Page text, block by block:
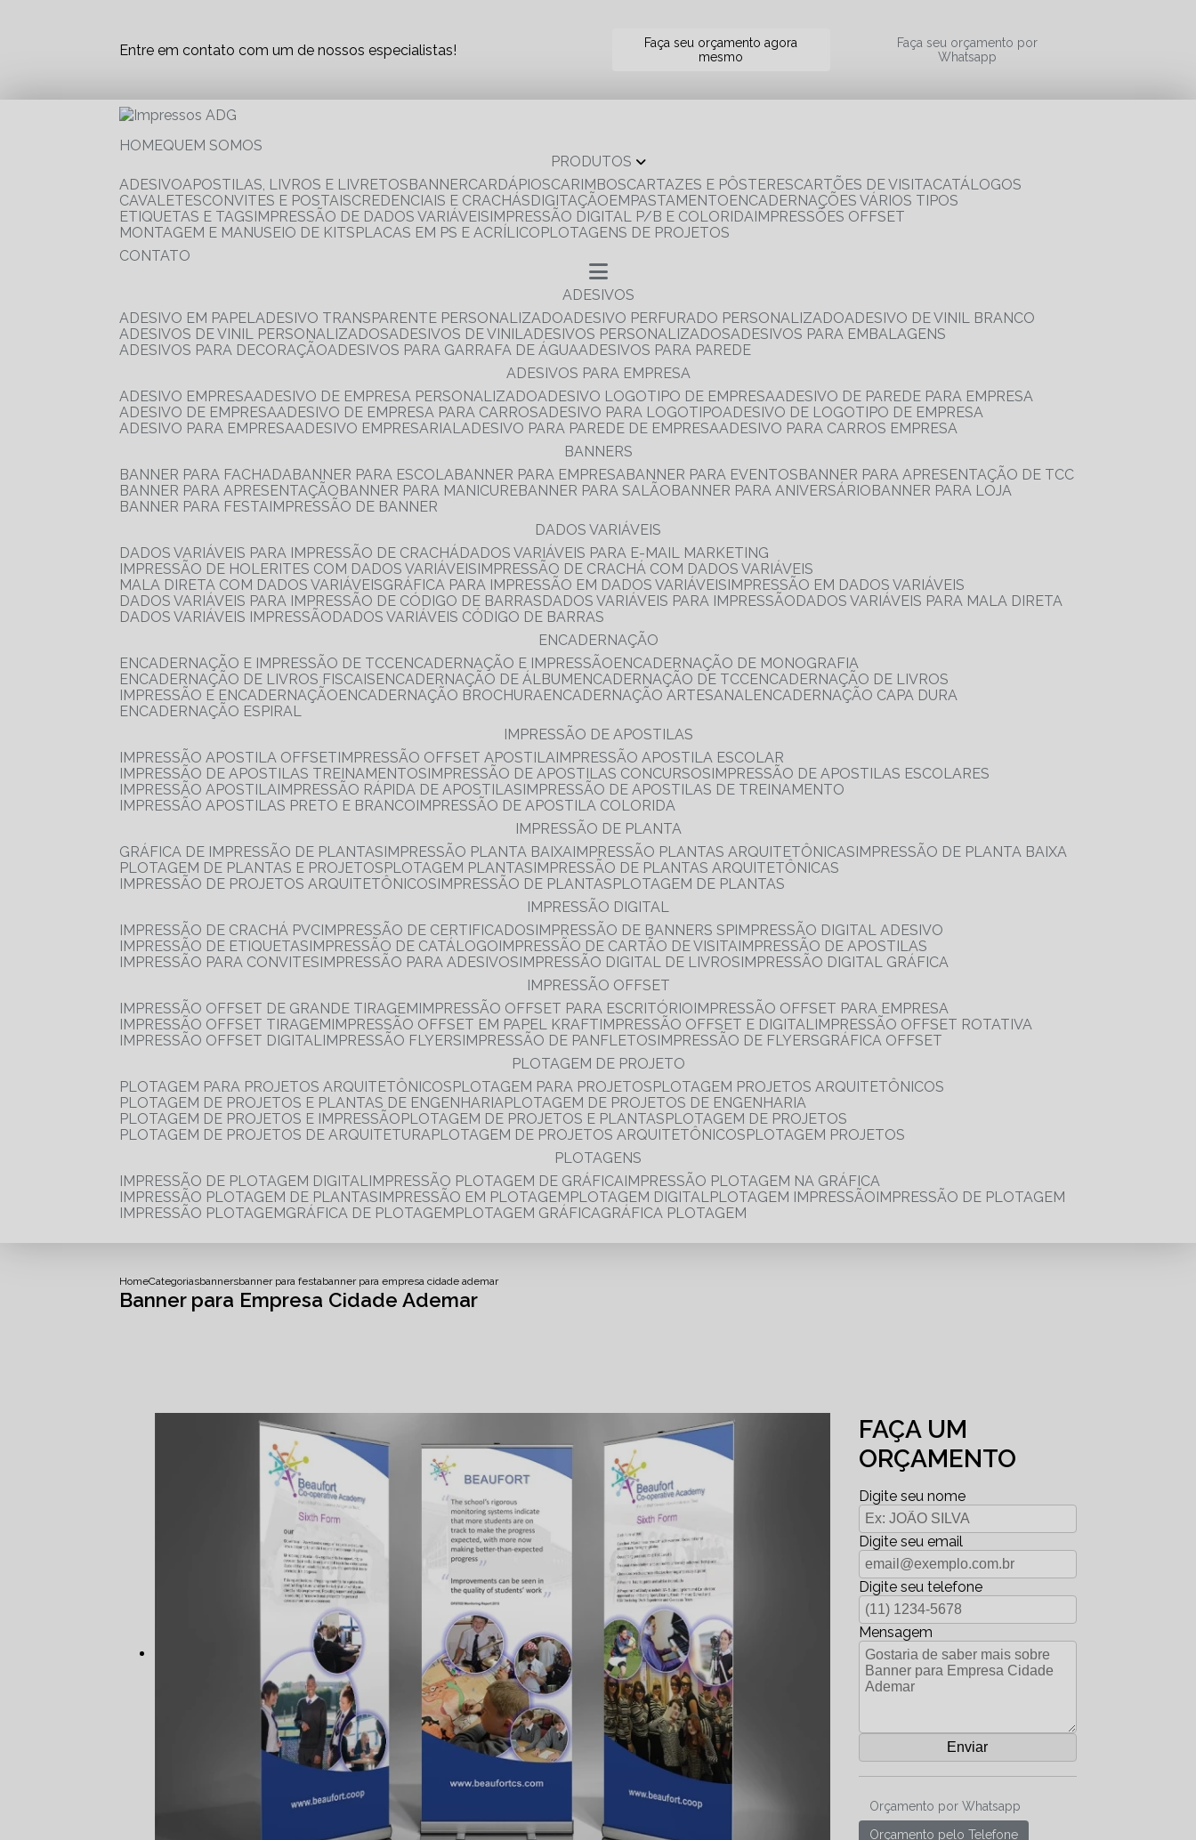
Entre em contato com um de nossos especialistas!
Faça seu orçamento agora
mesmo
Faça seu orçamento por
Whatsapp
HOME
QUEM SOMOS
PRODUTOS
ADESIVO
APOSTILAS, LIVROS E LIVRETOS BANNER CARDÁPIOS CARIMBOS CARTAZES E PÔSTERES CARTÕES DE VISITA
CATÁLOGOS
CAVALETES
CONVITES E POSTAIS CREDENCIAIS E CRACHÁS DIGITAÇÃO EMPASTAMENTO
ENCADERNAÇÕES VÁRIOS TIPOS
ETIQUETAS E TAGS IMPRESSÃO DE DADOS VARIÁVEIS IMPRESSÃO DIGITAL P/B E COLORIDA IMPRESSÕES OFFSET
MONTAGEM E MANUSEIO DE KITS
PLACAS EM PS E ACRÍLICO
PLOTAGENS DE PROJETOS
CONTATO
ADESIVOS
ADESIVO EM PAPEL
ADESIVO TRANSPARENTE PERSONALIZADO ADESIVO PERFURADO PERSONALIZADO
ADESIVO DE VINIL BRANCO
ADESIVOS DE VINIL PERSONALIZADOS
ADESIVOS DE VINIL ADESIVOS PERSONALIZADOS
ADESIVOS PARA EMBALAGENS
ADESIVOS PARA DECORAÇÃO
ADESIVOS PARA GARRAFA DE ÁGUA
ADESIVOS PARA PAREDE
ADESIVOS PARA EMPRESA
ADESIVO EMPRESA
ADESIVO DE EMPRESA PERSONALIZADO ADESIVO LOGOTIPO DE EMPRESA
ADESIVO DE PAREDE PARA EMPRESA
ADESIVO DE EMPRESA
ADESIVO DE EMPRESA PARA CARROS ADESIVO PARA LOGOTIPO
ADESIVO DE LOGOTIPO DE EMPRESA
ADESIVO PARA EMPRESA
ADESIVO EMPRESARIAL ADESIVO PARA PAREDE DE EMPRESA
ADESIVO PARA CARROS EMPRESA
BANNERS
BANNER PARA FACHADA
BANNER PARA ESCOLA BANNER PARA EMPRESA BANNER PARA EVENTOS
BANNER PARA APRESENTAÇÃO DE TCC
BANNER PARA APRESENTAÇÃO
BANNER PARA MANICURE BANNER PARA SALÃO BANNER PARA ANIVERSÁRIO
BANNER PARA LOJA
BANNER PARA FESTA IMPRESSÃO DE BANNER
DADOS VARIÁVEIS
DADOS VARIÁVEIS PARA IMPRESSÃO DE CRACHÁ
DADOS VARIÁVEIS PARA E-MAIL MARKETING
IMPRESSÃO DE HOLERITES COM DADOS VARIÁVEIS IMPRESSÃO DE CRACHÁ COM DADOS VARIÁVEIS
MALA DIRETA COM DADOS VARIÁVEIS
GRÁFICA PARA IMPRESSÃO EM DADOS VARIÁVEIS IMPRESSÃO EM DADOS VARIÁVEIS
DADOS VARIÁVEIS PARA IMPRESSÃO DE CÓDIGO DE BARRAS
DADOS VARIÁVEIS PARA IMPRESSÃO
DADOS VARIÁVEIS PARA MALA DIRETA
DADOS VARIÁVEIS IMPRESSÃO
DADOS VARIÁVEIS CÓDIGO DE BARRAS
ENCADERNAÇÃO
ENCADERNAÇÃO E IMPRESSÃO DE TCC
ENCADERNAÇÃO E IMPRESSÃO
ENCADERNAÇÃO DE MONOGRAFIA
ENCADERNAÇÃO DE LIVROS FISCAIS
ENCADERNAÇÃO DE ÁLBUM ENCADERNAÇÃO DE TCC
ENCADERNAÇÃO DE LIVROS
IMPRESSÃO E ENCADERNAÇÃO
ENCADERNAÇÃO BROCHURA ENCADERNAÇÃO ARTESANAL
ENCADERNAÇÃO CAPA DURA
ENCADERNAÇÃO ESPIRAL
IMPRESSÃO DE APOSTILAS
IMPRESSÃO APOSTILA OFFSET IMPRESSÃO OFFSET APOSTILA IMPRESSÃO APOSTILA ESCOLAR
IMPRESSÃO DE APOSTILAS TREINAMENTOS IMPRESSÃO DE APOSTILAS CONCURSOS IMPRESSÃO DE APOSTILAS ESCOLARES
IMPRESSÃO APOSTILA IMPRESSÃO RÁPIDA DE APOSTILAS IMPRESSÃO DE APOSTILAS DE TREINAMENTO
IMPRESSÃO APOSTILAS PRETO E BRANCO IMPRESSÃO DE APOSTILA COLORIDA
IMPRESSÃO DE PLANTA
GRÁFICA DE IMPRESSÃO DE PLANTAS IMPRESSÃO PLANTA BAIXA IMPRESSÃO PLANTAS ARQUITETÔNICAS IMPRESSÃO DE PLANTA BAIXA
PLOTAGEM DE PLANTAS E PROJETOS
PLOTAGEM PLANTAS IMPRESSÃO DE PLANTAS ARQUITETÔNICAS
IMPRESSÃO DE PROJETOS ARQUITETÔNICOS IMPRESSÃO DE PLANTAS
PLOTAGEM DE PLANTAS
IMPRESSÃO DIGITAL
IMPRESSÃO DE CRACHÁ PVC IMPRESSÃO DE CERTIFICADOS IMPRESSÃO DE BANNERS SP IMPRESSÃO DIGITAL ADESIVO
IMPRESSÃO DE ETIQUETAS IMPRESSÃO DE CATÁLOGO IMPRESSÃO DE CARTÃO DE VISITA IMPRESSÃO DE APOSTILAS
IMPRESSÃO PARA CONVITES IMPRESSÃO PARA ADESIVOS IMPRESSÃO DIGITAL DE LIVROS IMPRESSÃO DIGITAL GRÁFICA
IMPRESSÃO OFFSET
IMPRESSÃO OFFSET DE GRANDE TIRAGEM IMPRESSÃO OFFSET PARA ESCRITÓRIO IMPRESSÃO OFFSET PARA EMPRESA
IMPRESSÃO OFFSET TIRAGEM IMPRESSÃO OFFSET EM PAPEL KRAFT IMPRESSÃO OFFSET E DIGITAL IMPRESSÃO OFFSET ROTATIVA
IMPRESSÃO OFFSET DIGITAL IMPRESSÃO FLYERS IMPRESSÃO DE PANFLETOS IMPRESSÃO DE FLYERS
GRÁFICA OFFSET
PLOTAGEM DE PROJETO
PLOTAGEM PARA PROJETOS ARQUITETÔNICOS
PLOTAGEM PARA PROJETOS
PLOTAGEM PROJETOS ARQUITETÔNICOS
PLOTAGEM DE PROJETOS E PLANTAS DE ENGENHARIA
PLOTAGEM DE PROJETOS DE ENGENHARIA
PLOTAGEM DE PROJETOS E IMPRESSÃO
PLOTAGEM DE PROJETOS E PLANTAS
PLOTAGEM DE PROJETOS
PLOTAGEM DE PROJETOS DE ARQUITETURA
PLOTAGEM DE PROJETOS ARQUITETÔNICOS
PLOTAGEM PROJETOS
PLOTAGENS
IMPRESSÃO DE PLOTAGEM DIGITAL IMPRESSÃO PLOTAGEM DE GRÁFICA IMPRESSÃO PLOTAGEM NA GRÁFICA
IMPRESSÃO PLOTAGEM DE PLANTAS IMPRESSÃO EM PLOTAGEM PLOTAGEM DIGITAL PLOTAGEM IMPRESSÃO IMPRESSÃO DE PLOTAGEM
IMPRESSÃO PLOTAGEM
GRÁFICA DE PLOTAGEM PLOTAGEM GRÁFICA GRÁFICA PLOTAGEM
HomeCategoriasbannersbanner para festabanner para empresa cidade ademar
Banner para Empresa Cidade Ademar
FAÇA UM
ORÇAMENTO
Digite seu nome
Digite seu email
Digite seu telefone
Mensagem
Orçamento por Whatsapp
Orçamento pelo Telefone